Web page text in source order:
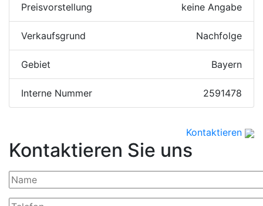
Preisvorstellung keine Angabe
Verkaufsgrund Nachfolge
Gebiet Bayern
Interne Nummer 2591478
Kontaktieren
Kontaktieren Sie uns